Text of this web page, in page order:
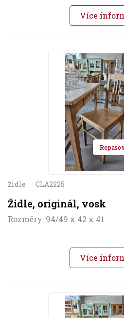
Více
Židle CLA2225
Židle, originál, vosk
Rozměry: 94/49 x 42 x 41
Více